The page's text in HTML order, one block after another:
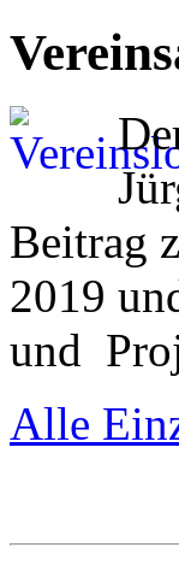
Beitrag
2019
und
Alle